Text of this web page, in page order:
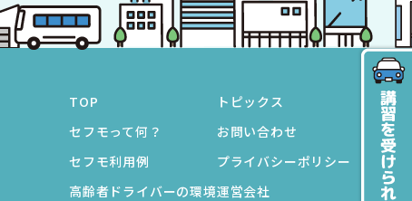
TOP
セフモって何？
セフモ利用例
高齢者ドライバーの環境
トピックス
お問い合わせ
プライバシーポリシー
運営会社